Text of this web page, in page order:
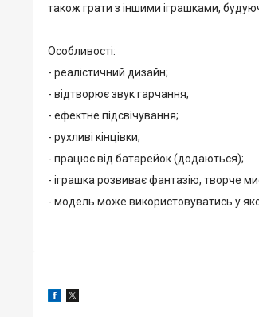
також грати з іншими іграшками,
Особливості:
- реалістичний дизайн;
- відтворює звук гарчання;
- ефектне підсвічування;
- рухливі кінцівки;
- працює від батарейок (додаються);
- іграшка розвиває фантазію, творче
- модель може використовуватись у